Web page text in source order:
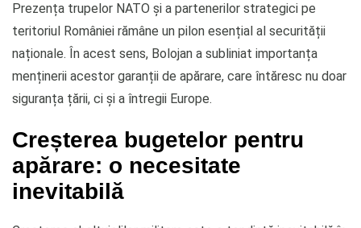
Prezența trupelor NATO și a partenerilor strategici pe
teritoriul României rămâne un pilon esențial al securității
naționale. În acest sens, Bolojan a subliniat importanța
menținerii acestor garanții de apărare, care întăresc nu doar
siguranța țării, ci și a întregii Europe.
Creșterea bugetelor pentru
apărare: o necesitate
inevitabilă